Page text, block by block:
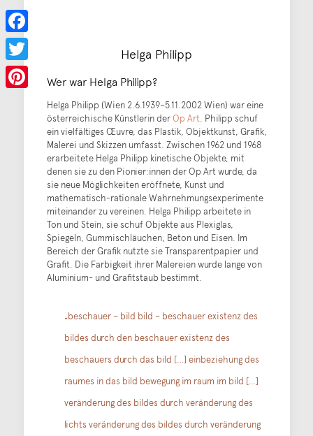
Helga Philipp
Wer war Helga Philipp?
Helga Philipp (Wien 2.6.1939–5.11.2002 Wien) war eine
österreichische Künstlerin derOp Art. Philipp schuf
ein vielfältiges Œuvre, das Plastik, Objektkunst, Grafik,
Malerei und Skizzen umfasst. Zwischen 1962 und 1968
erarbeitete Helga Philipp kinetische Objekte, mit
denen sie zu den Pionier:innen der Op Art wurde, da
sie neue Möglichkeiten eröffnete, Kunst und
mathematisch-rationale Wahrnehmungsexperimente
miteinander zu vereinen. Helga Philipp arbeitete in
Ton und Stein, sie schuf Objekte aus Plexiglas,
Spiegeln, Gummischläuchen, Beton und Eisen. Im
Bereich der Grafik nutzte sie Transparentpapier und
Grafit. Die Farbigkeit ihrer Malereien wurde lange von
Aluminium- und Grafitstaub bestimmt.
„beschauer – bild bild – beschauer existenz des
bildes durch den beschauer existenz des
beschauers durch das bild […] einbeziehung des
raumes in das bild bewegung im raum im bild […]
veränderung des bildes durch veränderung des
lichts veränderung des bildes durch veränderung
Facebook
Twitter